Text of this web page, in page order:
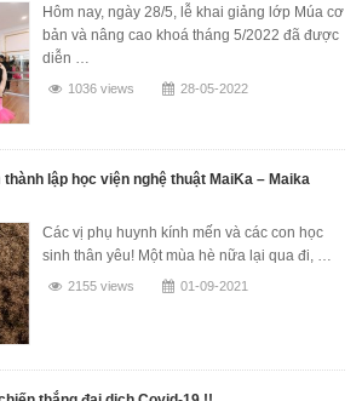
Hôm nay, ngày 28/5, lễ khai giảng lớp Múa cơ
bản và nâng cao khoá tháng 5/2022 đã được
diễn …
1036 views 28-05-2022
lập học viện nghệ thuật MaiKa – Maika
Các vị phụ huynh kính mến và các con học
sinh thân yêu! Một mùa hè nữa lại qua đi, …
2155 views 01-09-2021